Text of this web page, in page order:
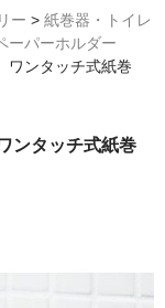
ー > 紙巻器・トイレ
ーパーホルダー
ンタッチ式紙巻
タッチ式紙巻